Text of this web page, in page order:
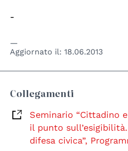
-
Aggiornato il: 18.06.2013
Collegamenti
Seminario “Cittadino
il punto
difesa civica”,